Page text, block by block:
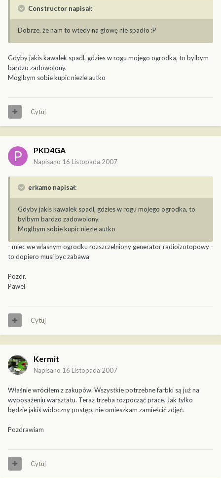
Constructor napisał:
Dobrze, że nam to wtedy na głowę nie spadło :P
Gdyby jakis kawalek spadl, gdzies w rogu mojego ogrodka, to bylbym
bardzo zadowolony.
Moglbym sobie kupic niezle autko
Cytuj
PKD4GA
Napisano 16 Listopada 2007
erkamo napisał:
Gdyby jakis kawalek spadl, gdzies w rogu mojego ogrodka, to
bylbym bardzo zadowolony.
Moglbym sobie kupic niezle autko
- miec we wlasnym ogrodku rozszczelniony generator radioizotopowy -
to dopiero musi byc zabawa
Pozdr.
Pawel
Cytuj
Kermit
Napisano 16 Listopada 2007
Właśnie wróciłem z zakupów. Wszystkie potrzebne farbki są już na
wyposażeniu warsztatu. Teraz trzeba rozpocząć prace. Jak tylko
będzie jakiś widoczny postęp, nie omieszkam zamieścić zdjęć.
Pozdrawiam
Cytuj